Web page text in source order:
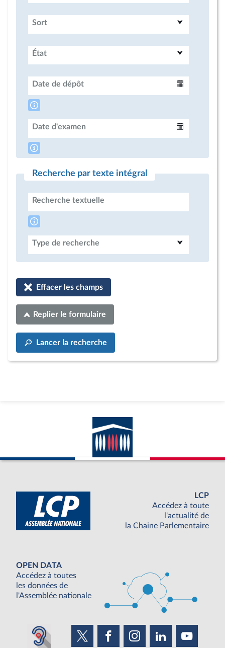
Sort
État
Date de dépôt
Date d'examen
Recherche par texte intégral
Recherche textuelle
Type de recherche
Effacer les champs
Replier le formulaire
Lancer la recherche
LCP
Accédez à toute
l'actualité de
la Chaine Parlementaire
OPEN DATA
Accédez à toutes
les données de
l'Assemblée nationale